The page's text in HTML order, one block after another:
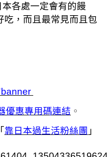
各處一定會有的饅
吃，而且最常見而且包
優惠專用碼連結 。
靠日本過生活粉絲團 」